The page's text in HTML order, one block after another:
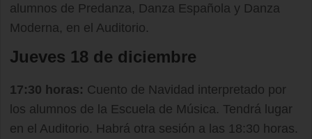
alumnos de Predanza, Danza Española y Danza
Moderna, en el Auditorio.
Jueves 18 de diciembre
17:30 horas: Cuento de Navidad interpretado por
los alumnos de la Escuela de Música. Tendrá lugar
en el Auditorio. Habrá otra sesión a las 18:30 horas.